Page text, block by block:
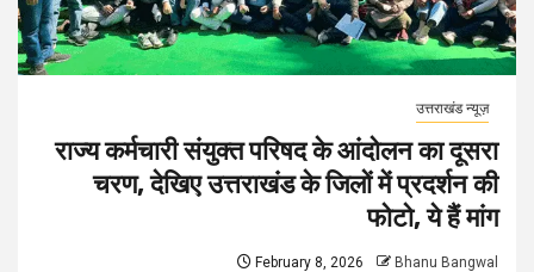
उत्तराखंड न्यूज़
राज्य कर्मचारी संयुक्त परिषद के आंदोलन का दूसरा
चरण, देखिए उत्तराखंड के जिलों में प्रदर्शन की
फोटो, ये हैं मांग
February 8, 2026 Bhanu Bangwal